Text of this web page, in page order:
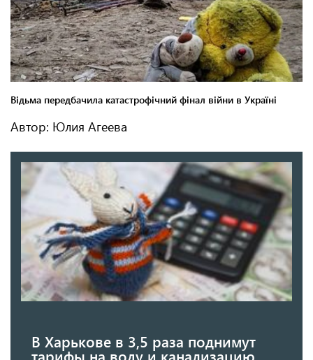
Автор: Юлия Агеева
В Харькове в 3,5 раза поднимут
тарифы на воду и канализацию